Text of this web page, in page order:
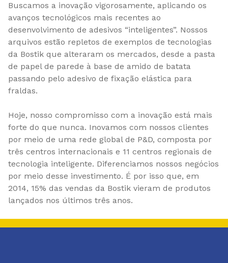
Buscamos a inovação vigorosamente, aplicando os
avanços tecnológicos mais recentes ao
desenvolvimento de adesivos “inteligentes”. Nossos
arquivos estão repletos de exemplos de tecnologias
da Bostik que alteraram os mercados, desde a pasta
de papel de parede à base de amido de batata
passando pelo adesivo de fixação elástica para
fraldas.
Hoje, nosso compromisso com a inovação está mais
forte do que nunca. Inovamos com nossos clientes
por meio de uma rede global de P&D, composta por
três centros internacionais e 11 centros regionais de
tecnologia inteligente. Diferenciamos nossos negócios
por meio desse investimento. É por isso que, em
2014, 15% das vendas da Bostik vieram de produtos
lançados nos últimos três anos.